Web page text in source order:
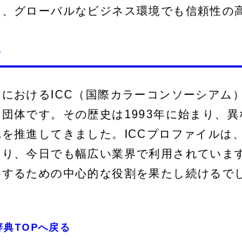
グローバルなビジネス環境でも信頼性の
おけるICC（国際カラーコンソーシアム
団体です。その歴史は1993年に始まり、
推進してきました。ICCプロファイルは
、今日でも幅広い業界で利用されてい
るための中心的な役割を果たし続けるで
TOPへ戻る